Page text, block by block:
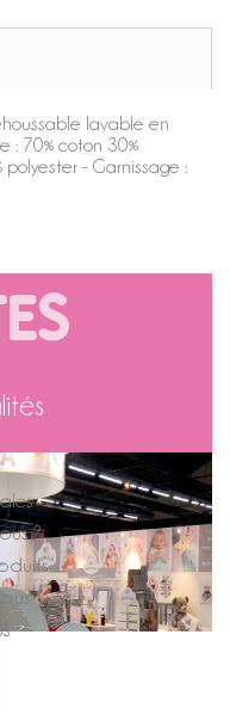
lavable en
: 70% coton 30%
- Garnissage :
?